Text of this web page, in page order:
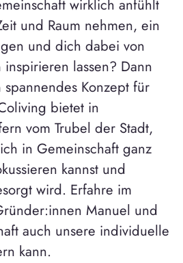
wirklich anfühlt
und Raum nehmen, ein
und dich dabei von
lassen? Dann
Konzept für
bietet in
vom Trubel der Stadt,
in Gemeinschaft ganz
kannst und
wird. Erfahre im
Manuel und
auch unsere individuelle
kann.